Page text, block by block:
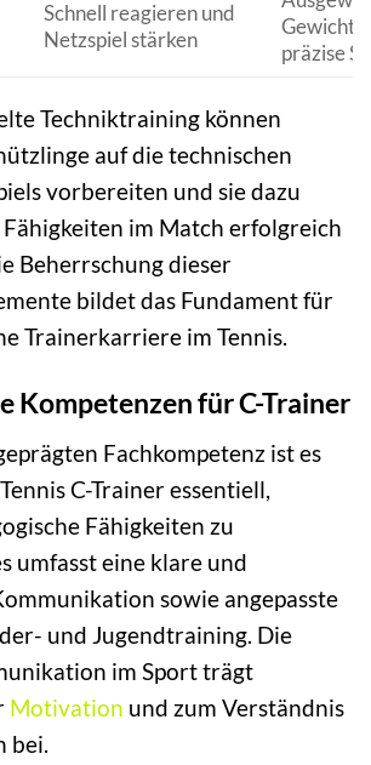
Schnell reagieren und
Netzspiel stärken
präzise
Techniktraining können
auf die technischen
vorbereiten und sie dazu
im Match erfolgreich
Beherrschung dieser
bildet das Fundament für
Trainerkarriere im Tennis.
Kompetenzen für C-Trainer
Fachkompetenz ist es
C-Trainer essentiell,
Fähigkeiten zu
umfasst eine klare und
sowie angepasste
und Jugendtraining. Die
im Sport trägt
Motivation und zum Verständnis
bei.